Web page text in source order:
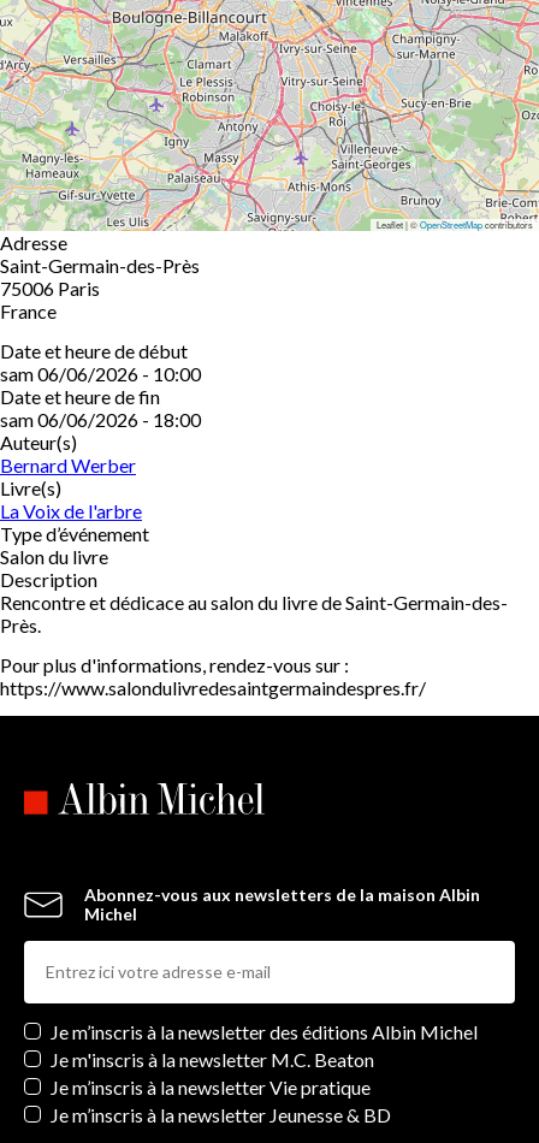
Leaflet | ©OpenStreetMapcontributors
Adresse
Saint-Germain-des-Près
75006 Paris
France
Date et heure de début
sam 06/06/2026 - 10:00
Date et heure de fin
sam 06/06/2026 - 18:00
Auteur(s)
Bernard Werber
Livre(s)
La Voix de l'arbre
Type d’événement
Salon du livre
Description
Rencontre et dédicace au salon du livre de Saint-Germain-des-
Près.
Pour plus d'informations, rendez-vous sur :
https://www.salondulivredesaintgermaindespres.fr/
Abonnez-vous aux newsletters de la maison Albin
Michel
Newsletters
Je m’inscris à la newsletter des éditions Albin Michel
Je m'inscris à la newsletter M.C. Beaton
Je m’inscris à la newsletter Vie pratique
Je m’inscris à la newsletter Jeunesse & BD